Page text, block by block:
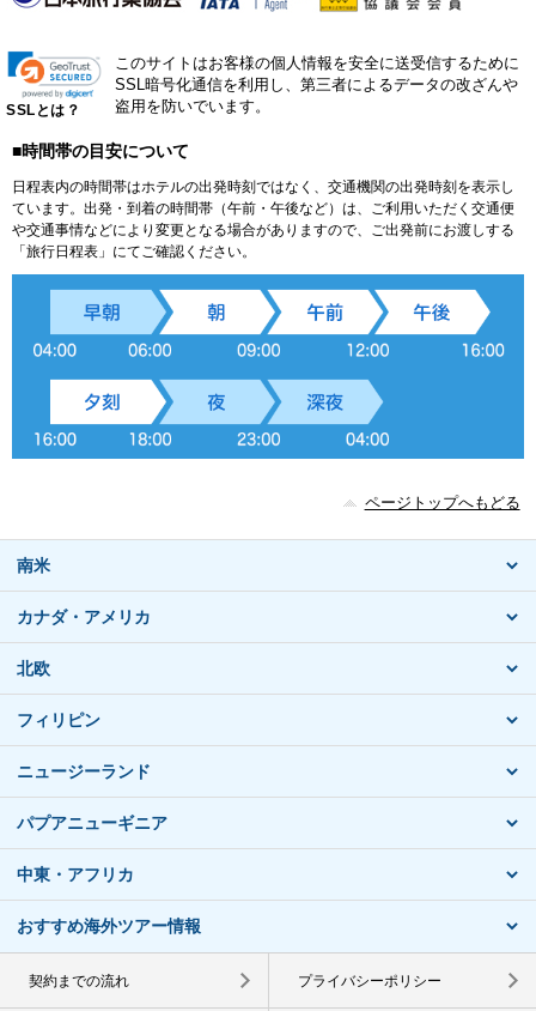
SSLとは？
このサイトはお客様の個人情報を安全に送受信するために
SSL暗号化通信を利用し、第三者によるデータの改ざんや
盗用を防いでいます。
■時間帯の目安について
日程表内の時間帯はホテルの出発時刻ではなく、交通機関の出発時刻を表示し
ています。出発・到着の時間帯（午前・午後など）は、ご利用いただく交通便
や交通事情などにより変更となる場合がありますので、ご出発前にお渡しする
「旅行日程表」にてご確認ください。
ページトップへもどる
南米
カナダ・アメリカ
北欧
フィリピン
ニュージーランド
パプアニューギニア
中東・アフリカ
おすすめ海外ツアー情報
契約までの流れ プライバシーポリシー